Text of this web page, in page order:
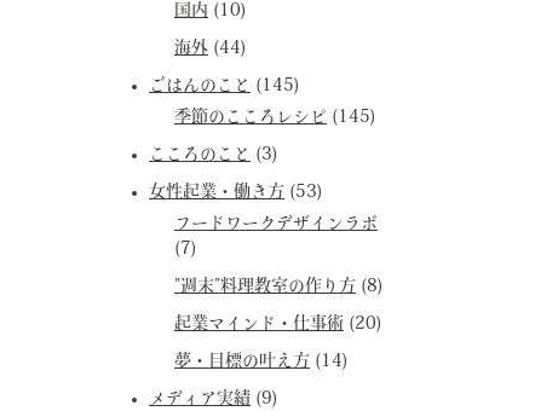
国内 (10)
海外 (44)
ごはんのこと (145)
季節のこころレシピ (145)
こころのこと (3)
女性起業・働き方 (53)
フードワークデザインラボ
(7)
”週末”料理教室の作り方 (8)
起業マインド・仕事術 (20)
夢・目標の叶え方 (14)
メディア実績 (9)